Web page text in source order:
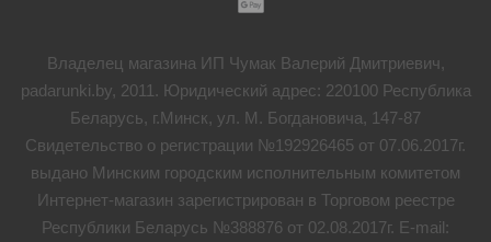
Владелец магазина ИП Чумак Валерий Дмитриевич,
padarunki.by, 2011. Юридический адрес: 220100 Республика
Беларусь, г.Минск, ул. М. Богдановича, 147-87
Свидетельство о регистрации №192926465 от 07.06.2017г.
выдано Минским городским исполнительным комитетом
Интернет-магазин зарегистрирован в Торговом реестре
Республики Беларусь №388876 от 02.08.2017г. E-mail: